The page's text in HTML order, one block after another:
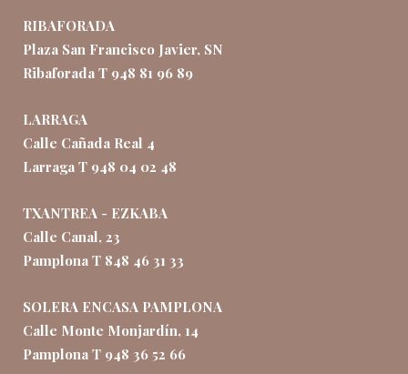
RIBAFORADA
Plaza San Francisco Javier, SN
Ribaforada T 948 81 96 89
LARRAGA
Calle Cañada Real 4
Larraga T 948 04 02 48
TXANTREA - EZKABA
Calle Canal, 23
Pamplona T 848 46 31 33
SOLERA ENCASA PAMPLONA
Calle Monte Monjardín, 14
Pamplona T 948 36 52 66